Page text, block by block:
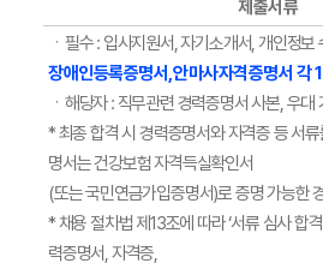
제출서류
ㆍ필수 : 입사지원서, 자기소개서, 개인정보
장애인등록증명서,안마사자격증명서 각
ㆍ해당자 : 직무관련 경력증명서 사본, 우
* 최종 합격 시 경력증명서와 자격증 등 서
명서는 건강보험 자격득실확인서
(또는 국민연금가입증명서)로 증명 가능한
* 채용 절차법 제13조에 따라 ‘서류 심사 합
력증명서, 자격증,